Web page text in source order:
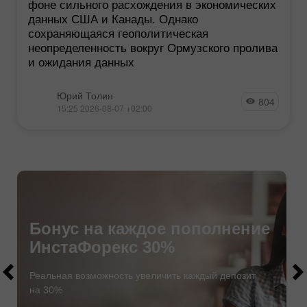
фоне сильного расхождения в экономических
данных США и Канады. Однако
сохраняющаяся геополитическая
неопределенность вокруг Ормузского пролива
и ожидания данных
Юрий Толин
15:25 2026-08-07 +02:00 804
Бонус на каждое пополнение
ИнстаФорекс 30%
Реальная возможность увеличить каждый депозит
на 30%